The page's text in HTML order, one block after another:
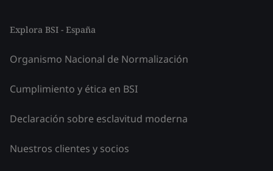
Explora BSI - España
Organismo Nacional de Normalización
Cumplimiento y ética en BSI
Declaración sobre esclavitud moderna
Nuestros clientes y socios